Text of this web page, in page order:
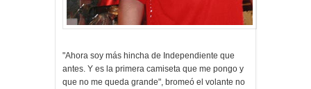
"Ahora soy más hincha de Independiente que
antes. Y es la primera camiseta que me pongo y
que no me queda grande", bromeó el volante no